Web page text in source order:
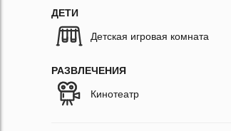
ДЕТИ
Детская игровая комната
РАЗВЛЕЧЕНИЯ
Кинотеатр